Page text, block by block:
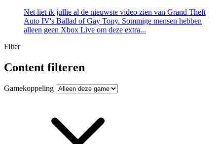
Net liet ik jullie al de nieuwste video zien van Grand Theft
Auto IV's Ballad of Gay Tony. Sommige mensen hebben
alleen geen Xbox Live om deze extra...
Filter
Content filteren
Gamekoppeling